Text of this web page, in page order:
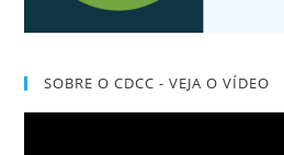
SOBRE O CDCC - VEJA O VÍDEO